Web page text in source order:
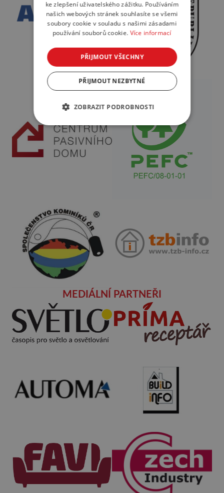
MEDIÁLNÍ PARTNEŘI
ke zlepšení uživatelského zážitku. Používáním
našich webových stránek souhlasíte se všemi
soubory cookie v souladu s našimi zásadami
používání souborů cookie. Více informací
PŘIJMOUT VŠECHNY
PŘIJMOUT NEZBYTNÉ
ZOBRAZIT PODROBNOSTI